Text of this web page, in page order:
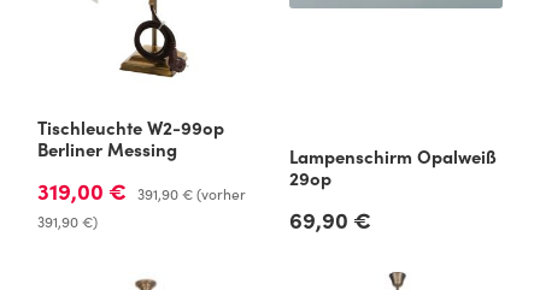
Tischleuchte W2-99op
Berliner Messing
Verkaufspreis:
319,00 € Regulärer Preis:
391,90 €(vorher
391,90 €)
Lampenschirm Opalweiß
29op
Regulärer Preis:
69,90 €